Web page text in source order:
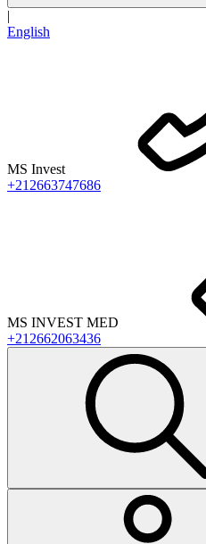
|
English
MS Invest
+212663747686
MS INVEST MED
+212662063436